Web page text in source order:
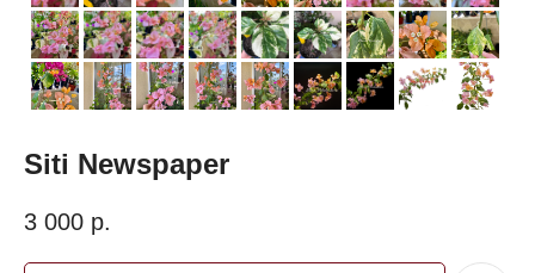
Siti Newspaper
3 000 р.